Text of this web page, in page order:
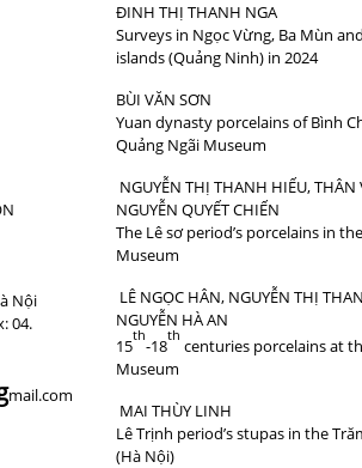
Nội
04.
mail.com
ĐINH THỊ THANH NGA
Surveys in Ngọc Vừng, Ba Mùn
islands (Quảng Ninh) in 2024
BÙI VĂN SƠN
Yuan dynasty porcelains of Bình
Quảng Ngãi Museum
NGUYỄN THỊ THANH HIẾU, THÂN
NGUYỄN QUYẾT CHIẾN
The Lê sơ period’s porcelains in
Museum
LÊ NGỌC HÂN, NGUYỄN THỊ
NGUYỄN HÀ AN
15
th
-18
th
centuries porcelains at
Museum
MAI THÙY LINH
Lê Trịnh period’s stupas in the
(Hà Nội)